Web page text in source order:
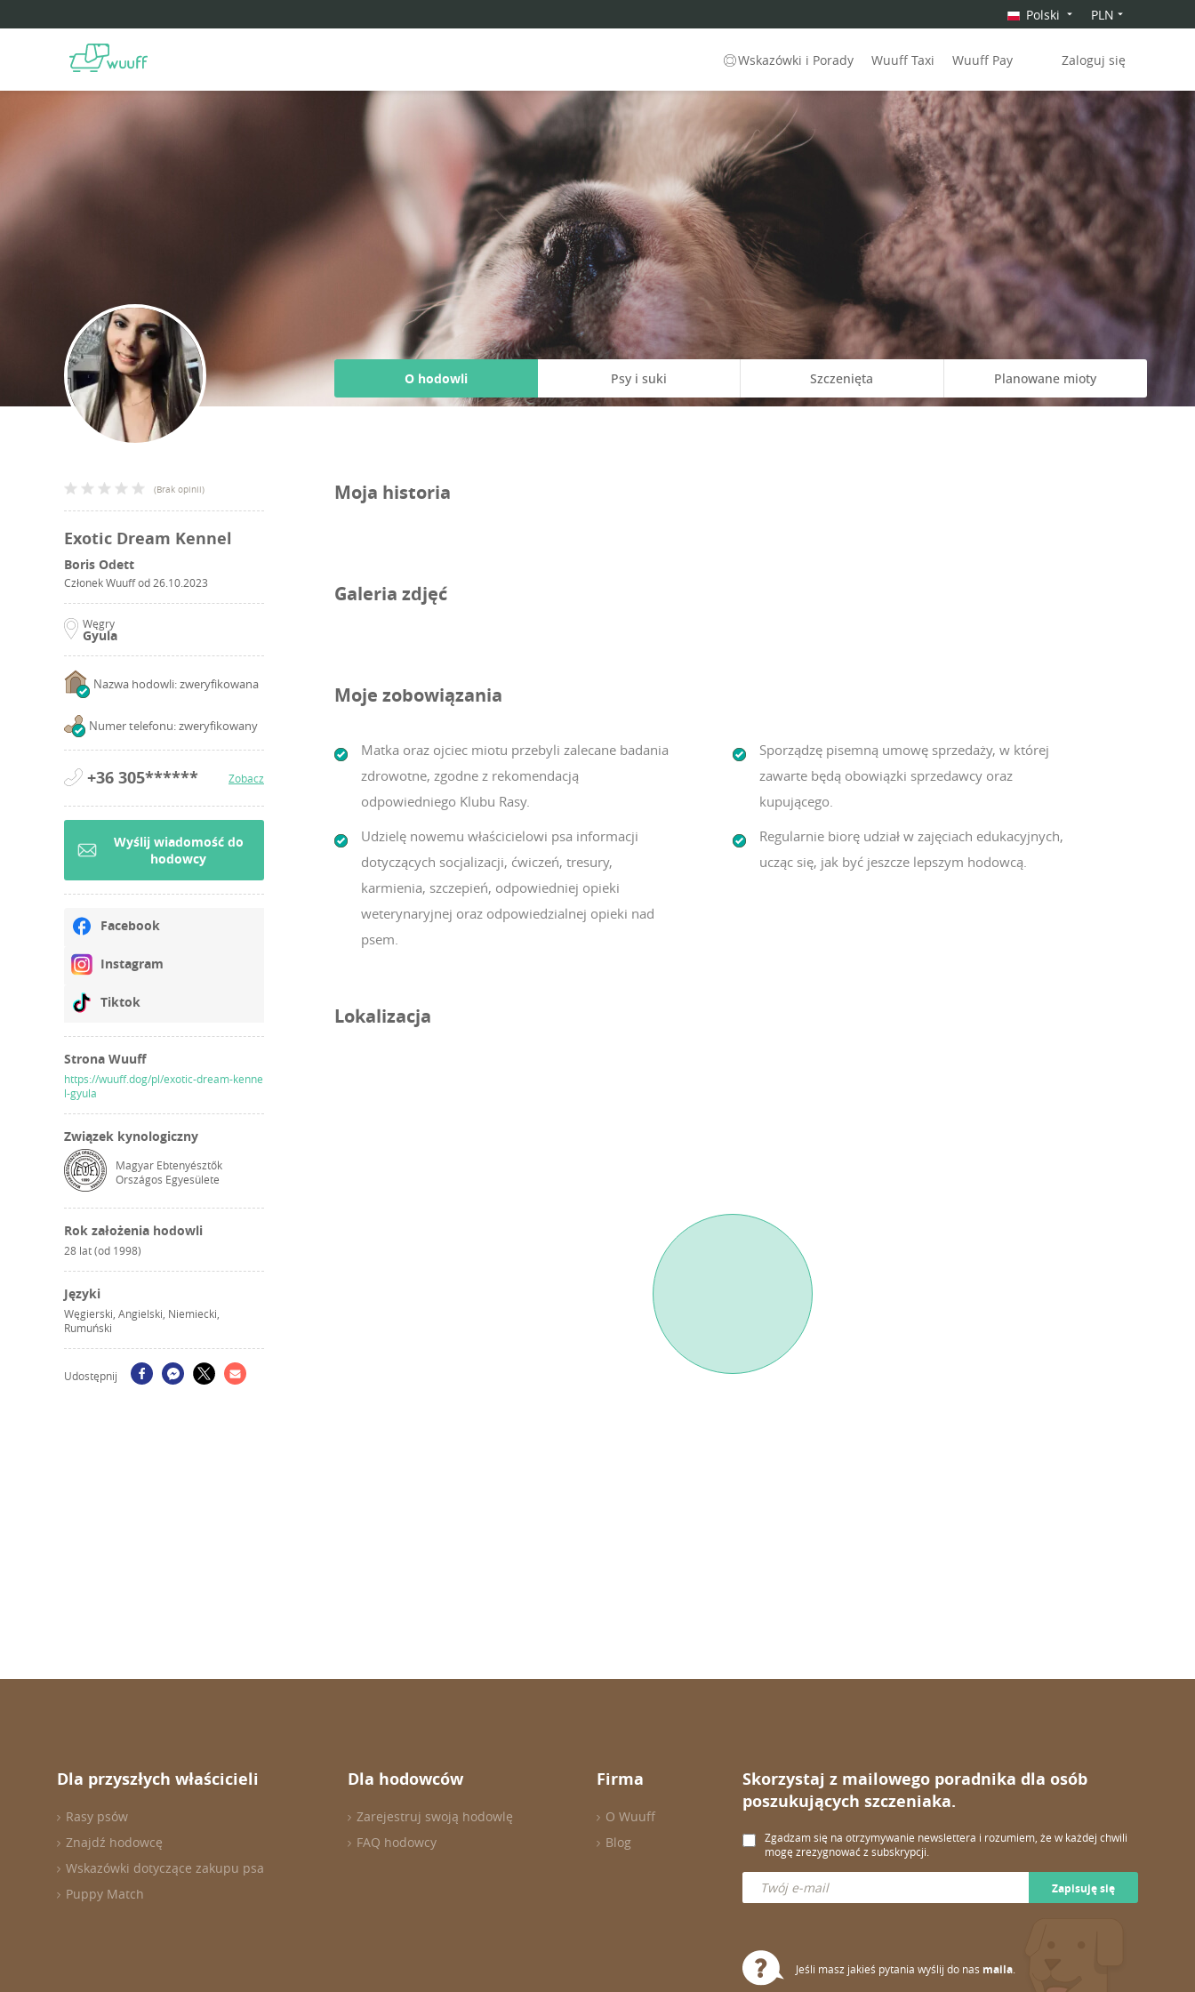
Polski PLN
Wskazówki i Porady Wuuff Taxi Wuuff Pay Zaloguj się
(Brak opinii)
Exotic Dream Kennel
Boris Odett
Członek Wuuff od26.10.2023
Węgry
Gyula
Nazwa hodowli: zweryfikowana
Numer telefonu: zweryfikowany
+36 305****** Zobacz
Wyślij wiadomość do
hodowcy
Facebook
Instagram
Tiktok
Strona Wuuff
https://wuuff.dog/pl/exotic-dream-kenne
l-gyula
Związek kynologiczny
Magyar Ebtenyésztők
Országos Egyesülete
Rok założenia hodowli
28 lat (od 1998)
Języki
Węgierski, Angielski, Niemiecki,
Rumuński
Udostępnij
O hodowli Psy i suki Szczenięta Planowane mioty
Moja historia
Galeria zdjęć
Moje zobowiązania
Matka oraz ojciec miotu przebyli zalecane badania
zdrowotne, zgodne z rekomendacją
odpowiedniego Klubu Rasy.
Sporządzę pisemną umowę sprzedaży, w której
zawarte będą obowiązki sprzedawcy oraz
kupującego.
Udzielę nowemu właścicielowi psa informacji
dotyczących socjalizacji, ćwiczeń, tresury,
karmienia, szczepień, odpowiedniej opieki
weterynaryjnej oraz odpowiedzialnej opieki nad
psem.
Regularnie biorę udział w zajęciach edukacyjnych,
ucząc się, jak być jeszcze lepszym hodowcą.
Lokalizacja
Dla przyszłych właścicieli
Rasy psów
Znajdź hodowcę
Wskazówki dotyczące zakupu psa
Puppy Match
Dla hodowców
Zarejestruj swoją hodowlę
FAQ hodowcy
Firma
O Wuuff
Blog
Skorzystaj z mailowego poradnika dla osób
poszukujących szczeniaka.
Zgadzam się na otrzymywanie newslettera i rozumiem, że w każdej chwili
mogę zrezygnować z subskrypcji.
Zapisuję się
Jeśli masz jakieś pytania wyślij do nas maila.